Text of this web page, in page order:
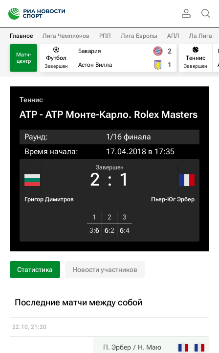
Главное Лига Чемпионов РПЛ Лига Европы АПЛ Ла Лига
Матч-
центр
Футбол
Завершен
Бавария
Астон Вилла
2
1
Теннис
Завершен
Теннис
ATP - ATP Монте-Карло. Rolex Masters
Раунд:
1/16 финала
Время начала:
17.04.2018 в 17:35
Григор Димитров
Завершен
2 : 1
Пьер-Юг Эрбер
1 2
3
3:6 6:2 6:4
Статистика Новости участников
Последние матчи между собой
22.10, 21:20
П. Эрбер Н. Маю